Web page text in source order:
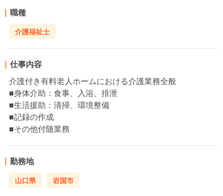
職種
介護福祉士
仕事内容
介護付き有料老人ホームにおける介護業務全般
■身体介助：食事、入浴、排泄
■生活援助：清掃、環境整備
■記録の作成
■その他付随業務
勤務地
山口県 岩国市